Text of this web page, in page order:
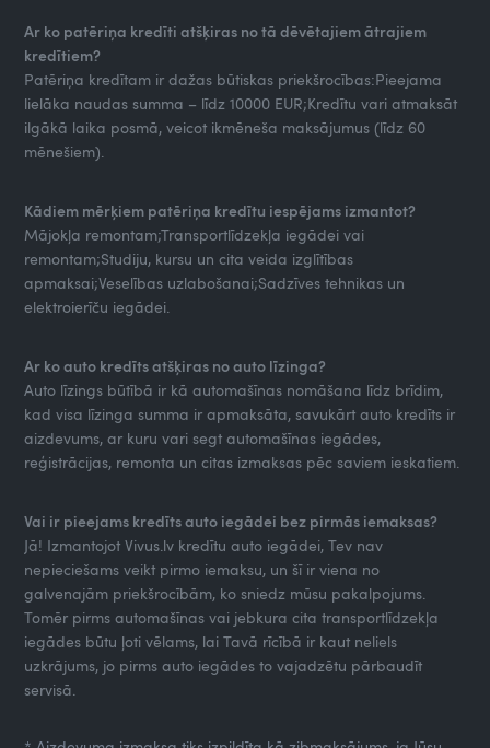
Ar ko patēriņa kredīti atšķiras no tā dēvētajiem ātrajiem
kredītiem?
Patēriņa kredītam ir dažas būtiskas priekšrocības:Pieejama
lielāka naudas summa – līdz 10000 EUR;Kredītu vari atmaksāt
ilgākā laika posmā, veicot ikmēneša maksājumus (līdz 60
mēnešiem).
Kādiem mērķiem patēriņa kredītu iespējams izmantot?
Mājokļa remontam;Transportlīdzekļa iegādei vai
remontam;Studiju, kursu un cita veida izglītības
apmaksai;Veselības uzlabošanai;Sadzīves tehnikas un
elektroierīču iegādei.
Ar ko auto kredīts atšķiras no auto līzinga?
Auto līzings būtībā ir kā automašīnas nomāšana līdz brīdim,
kad visa līzinga summa ir apmaksāta, savukārt auto kredīts ir
aizdevums, ar kuru vari segt automašīnas iegādes,
reģistrācijas, remonta un citas izmaksas pēc saviem ieskatiem.
Vai ir pieejams kredīts auto iegādei bez pirmās iemaksas?
Jā! Izmantojot Vivus.lv kredītu auto iegādei, Tev nav
nepieciešams veikt pirmo iemaksu, un šī ir viena no
galvenajām priekšrocībām, ko sniedz mūsu pakalpojums.
Tomēr pirms automašīnas vai jebkura cita transportlīdzekļa
iegādes būtu ļoti vēlams, lai Tavā rīcībā ir kaut neliels
uzkrājums, jo pirms auto iegādes to vajadzētu pārbaudīt
servisā.